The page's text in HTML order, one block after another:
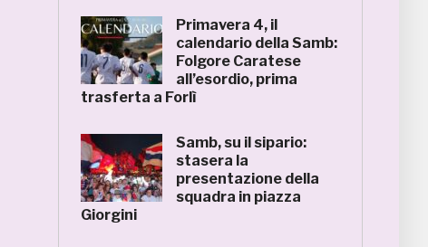
Primavera 4, il
calendario della Samb:
Folgore Caratese
all’esordio, prima
trasferta a Forlì
Samb, su il sipario:
stasera la
presentazione della
squadra in piazza
Giorgini